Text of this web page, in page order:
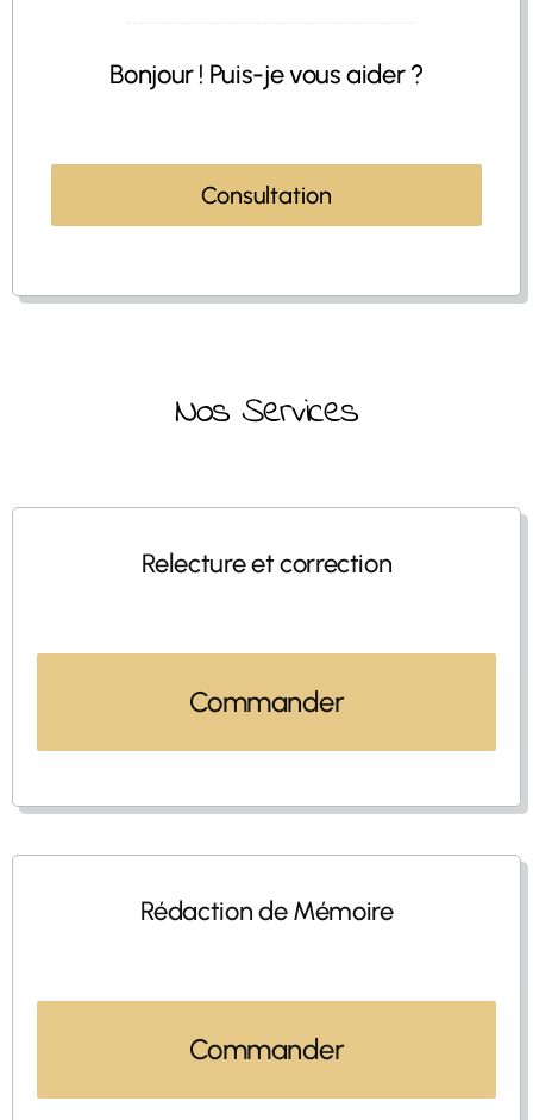
Bonjour ! Puis-je vous aider ?
Consultation
Nos Services
Relecture et correction
Commander
Rédaction de Mémoire
Commander